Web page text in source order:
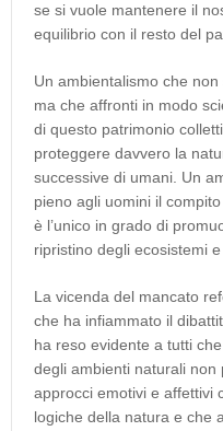
se si vuole mantenere il
equilibrio con il resto del
Un ambientalismo che
ma che affronti in modo
di questo patrimonio
proteggere davvero la
successive di umani. Un
pieno agli uomini il
è l’unico in grado di
ripristino degli ecosistemi
La vicenda del mancato
che ha infiammato il
ha reso evidente a tutti
degli ambienti naturali
approcci emotivi e affettivi
logiche della natura e che